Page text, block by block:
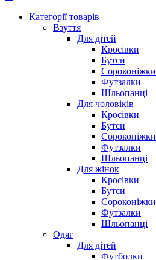
Категорії товарів
Взуття
Для дітей
Кросівки
Бутси
Сороконіжки
Футзалки
Шльопанці
Для чоловіків
Кросівки
Бутси
Сороконіжки
Футзалки
Шльопанці
Для жінок
Кросівки
Бутси
Сороконіжки
Футзалки
Шльопанці
Одяг
Для дітей
Футболки